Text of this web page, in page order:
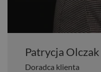
Patrycja Olczak
Doradca klienta